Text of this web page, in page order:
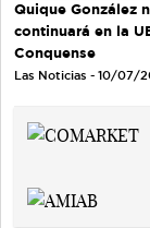
Quique González
continuará en la
Conquense
Las Noticias - 10/07/